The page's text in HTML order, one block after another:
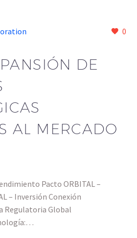
0
DE
AL MERCADO
Pacto ORBITAL –
– Inversión Conexión
Regulatoria Global